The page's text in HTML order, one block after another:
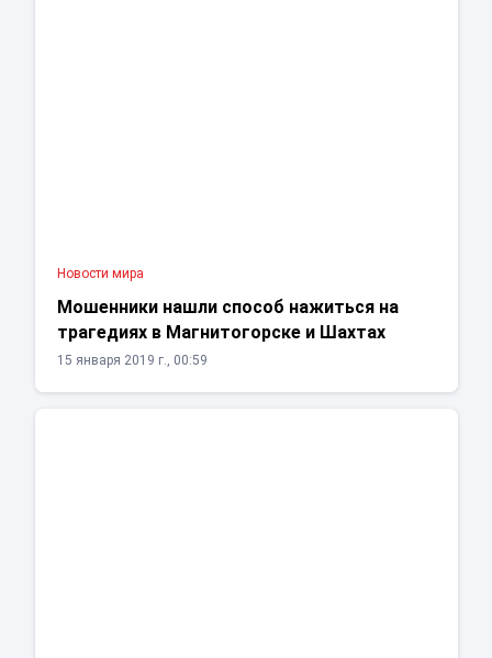
Новости мира
Мошенники нашли способ нажиться на
трагедиях в Магнитогорске и Шахтах
15 января 2019 г., 00:59